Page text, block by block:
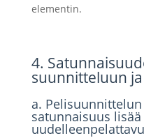
elementin.
4.
suunnitteluun
a.
satunnaisuus